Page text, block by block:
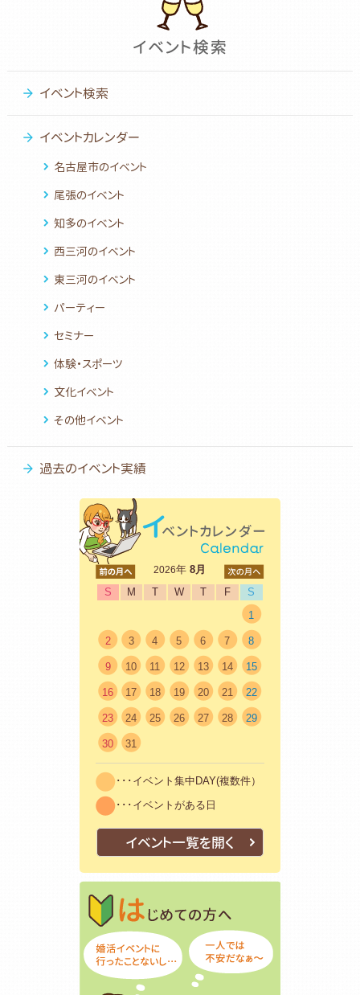
イベント検索
イベントカレンダー
名古屋市のイベント
尾張のイベント
知多のイベント
西三河のイベント
東三河のイベント
パーティー
セミナー
体験・スポーツ
文化イベント
その他イベント
過去のイベント実績
2026年8月
S
M T W T F
S
1
2 3 4 5 6 7 8
9 10 11 12 13 14 15
16 17 18 19 20 21 22
23 24 25 26 27 28 29
30 31
･･･イベント集中DAY(複数件）
･･･イベントがある日
イベント一覧を開く
はじめての方